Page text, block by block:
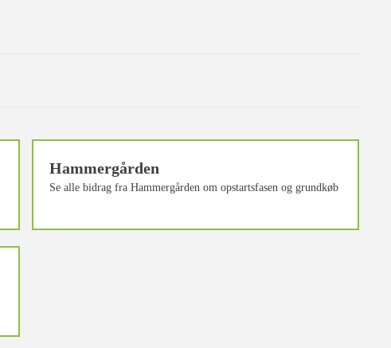
Hammergården
Se alle bidrag fra Hammergården om opstartsfasen og grundkøb